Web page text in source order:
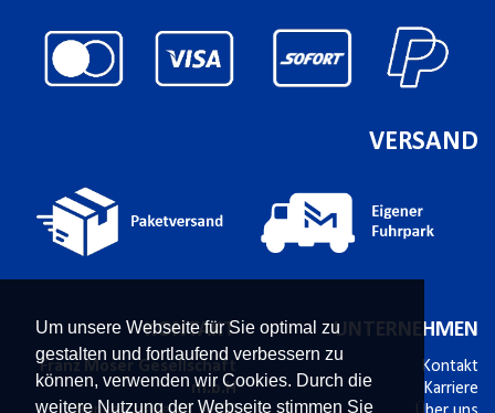
Um unsere Webseite für Sie optimal zu
gestalten und fortlaufend verbessern zu
können, verwenden wir Cookies. Durch die
weitere Nutzung der Webseite stimmen Sie
VERSAND
KONTAKT
Franz Moser Gesellschaft
m.b.H
UNTERNEHMEN
Kontakt
Karriere